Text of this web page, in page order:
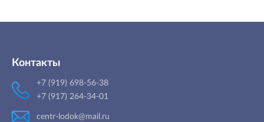
Контакты
+7 (919) 698-56-38
+7 (917) 264-34-01
centr-lodok@mail.ru